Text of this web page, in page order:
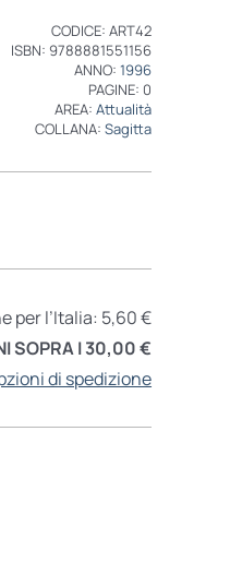
CODICE: ART42
ISBN: 9788881551156
ANNO:1996
PAGINE: 0
AREA:Attualità
COLLANA:Sagitta
per l’Italia: 5,60 €
SOPRA I 30,00 €
di spedizione